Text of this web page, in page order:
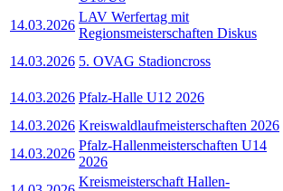
14.03.2026
LAV Werfertag mit
Regionsmeisterschaften Diskus
14.03.2026 5. OVAG Stadioncross
14.03.2026 Pfalz-Halle U12 2026
14.03.2026 Kreiswaldlaufmeisterschaften 2026
14.03.2026
Pfalz-Hallenmeisterschaften U14
2026
Kreismeisterschaft Hallen-